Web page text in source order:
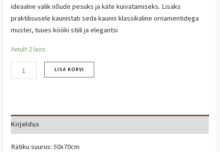
ideaalne valik nõude pesuks ja käte kuivatamiseks. Lisaks
praktilisusele kaunistab seda kaunis klassikaline ornamentidega
muster, tuues kööki stiili ja elegantsi
Ainult 2 laos
LISA KORVI
Kirjeldus
Rätiku suurus: 50x70cm